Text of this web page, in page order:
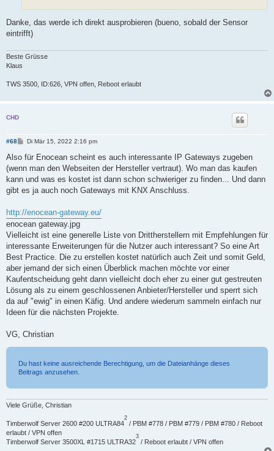
Danke, das werde ich direkt ausprobieren (bueno, sobald der Sensor
eintrifft)
Beste Grüsse
Klaus
TWS 3500, ID:626, VPN offen, Reboot erlaubt
CHD
#68
B
i
r
a
Di Mär 15, 2022 2:16 pm
Also für Enocean scheint es auch interessante IP Gateways zugeben
(wenn man den Webseiten der Hersteller vertraut). Wo man das kaufen
kann und was es kostet ist dann schon schwieriger zu finden... Und dann
gibt es ja auch noch Gateways mit KNX Anschluss.
http://enocean-gateway.eu/
enocean gateway.jpg
Vielleicht ist eine generelle Liste von Drittherstellern mit Empfehlungen für
interessante Erweiterungen für die Nutzer auch interessant? So eine Art
Best Practice. Die zu erstellen kostet natürlich auch Zeit und somit Geld,
aber jemand der sich einen Überblick machen möchte vor einer
Kaufentscheidung geht dann vielleicht doch eher zu einer gut gestreuten
Lösung als zu einem geschlossenen Anbieter/Hersteller und sperrt sich
da auf "ewig" in einen Käfig. Und andere wiederum sammeln einfach nur
Ideen für die nächsten Projekte.
VG, Christian
Du hast keine ausreichende Berechtigung, um die Dateianhänge dieses
Beitrags anzusehen.
Viele Grüße, Christian
Timberwolf Server 2600 #200 ULTRA84
2
/ PBM #778 / PBM #779 / PBM #780 / Reboot
erlaubt / VPN offen
Timberwolf Server 3500XL #1715 ULTRA32
3
/ Reboot erlaubt / VPN offen